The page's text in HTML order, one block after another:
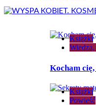
Książki
Kocham
Książki
Powieść